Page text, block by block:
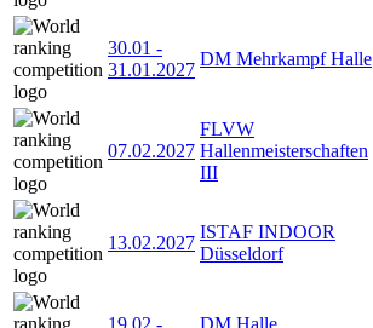
30.01 -
31.01.2027
DM Mehrkampf Halle
07.02.2027
FLVW
Hallenmeisterschaften
III
13.02.2027
ISTAF INDOOR
Düsseldorf
19.02 -
DM Halle